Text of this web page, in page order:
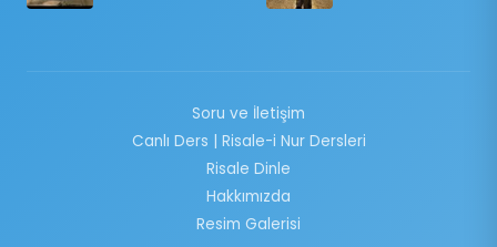
Soru ve İletişim
Canlı Ders | Risale-i Nur Dersleri
Risale Dinle
Hakkımızda
Resim Galerisi